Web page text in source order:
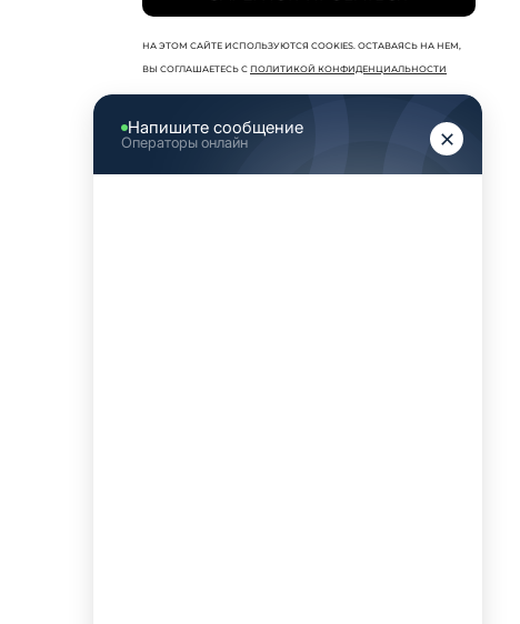
НА ЭТОМ САЙТЕ ИСПОЛЬЗУЮТСЯ COOKIES. ОСТАВАЯСЬ НА НЕМ,
ВЫ СОГЛАШАЕТЕСЬ С ПОЛИТИКОЙ КОНФИДЕНЦИАЛЬНОСТИ